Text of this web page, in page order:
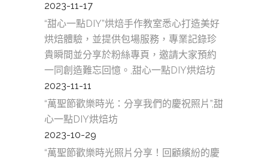
2023-11-17
“甜心一點DIY”烘焙手作教室悉心打造美好
烘焙體驗，並提供包場服務，專業記錄珍
貴瞬間並分享於粉絲專頁，邀請大家預約
一同創造難忘回憶。,甜心一點DIY烘焙坊
2023-11-11
“萬聖節歡樂時光：分享我們的慶祝照片”,甜
心一點DIY烘焙坊
2023-10-29
“萬聖節歡樂時光照片分享！回顧繽紛的慶